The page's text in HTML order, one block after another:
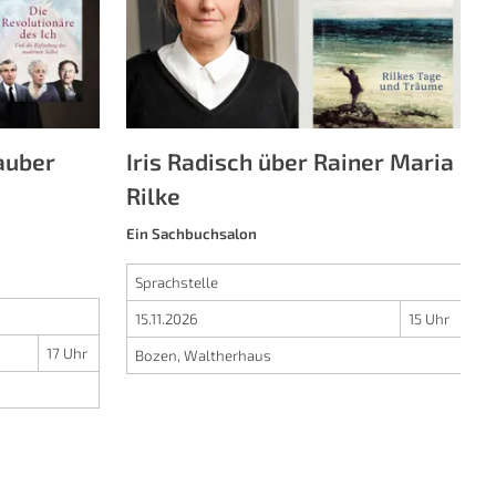
17 Uhr
Iris Radisch über Rainer Maria
Rilke
Ein Sachbuchsalon
Sprachstelle
15.11.2026 15 Uhr
Bozen, Waltherhaus